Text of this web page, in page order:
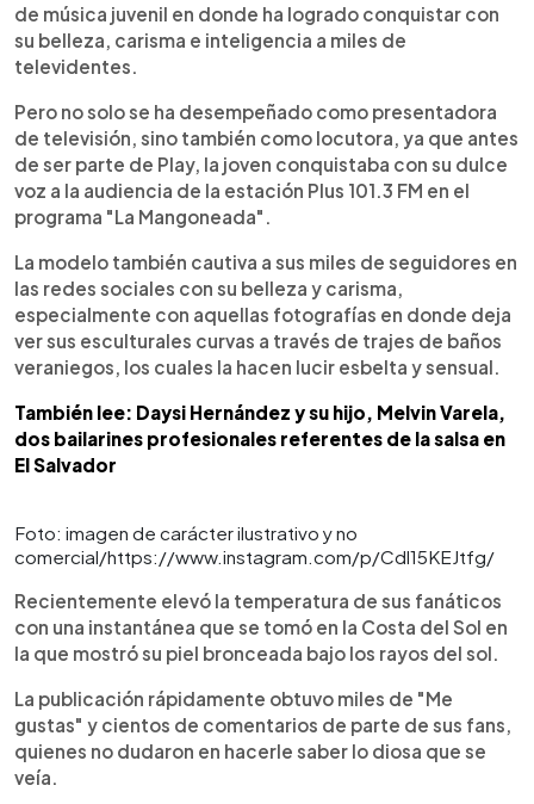
de música juvenil en donde ha logrado conquistar con
su belleza, carisma e inteligencia a miles de
televidentes.
Pero no solo se ha desempeñado como presentadora
de televisión, sino también como locutora, ya que antes
de ser parte de Play, la joven conquistaba con su dulce
voz a la audiencia de la estación Plus 101.3 FM en el
programa "La Mangoneada".
La modelo también cautiva a sus miles de seguidores en
las redes sociales con su belleza y carisma,
especialmente con aquellas fotografías en donde deja
ver sus esculturales curvas a través de trajes de baños
veraniegos, los cuales la hacen lucir esbelta y sensual.
También lee: Daysi Hernández y su hijo, Melvin Varela,
dos bailarines profesionales referentes de la salsa en
El Salvador
Foto: imagen de carácter ilustrativo y no
comercial/https://www.instagram.com/p/Cdl15KEJtfg/
Recientemente elevó la temperatura de sus fanáticos
con una instantánea que se tomó en la Costa del Sol en
la que mostró su piel bronceada bajo los rayos del sol.
La publicación rápidamente obtuvo miles de "Me
gustas" y cientos de comentarios de parte de sus fans,
quienes no dudaron en hacerle saber lo diosa que se
veía.